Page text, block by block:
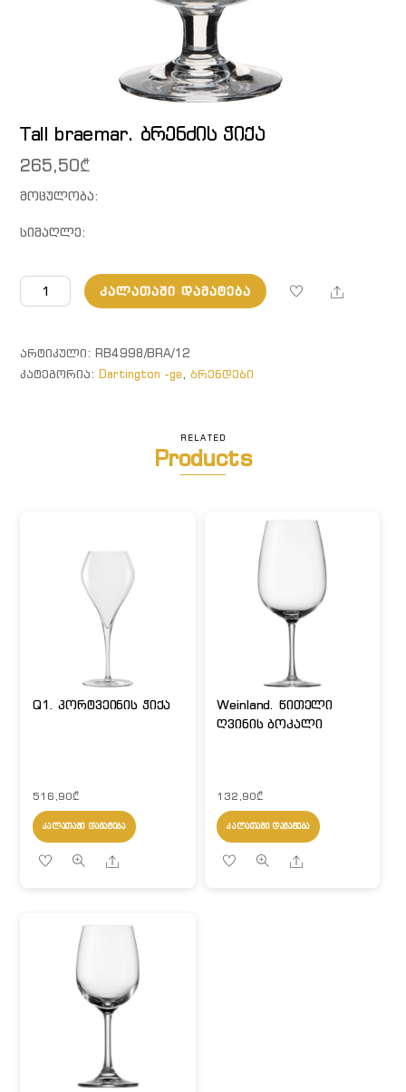
Tall braemar. ბრენძის ჭიქა
265,50₾
მოცულობა:
სიმაღლე:
რაოდენობა:
Tall
ბრენძის
ჭიქა
ᲙᲐᲚᲐᲗᲐᲨᲘ ᲓᲐᲛᲐᲢᲔᲑᲐ Share
ᲐᲠᲢᲘᲙᲣᲚᲘ:RB4998/BRA/12
ᲙᲐᲢᲔᲒᲝᲠᲘᲐ:Dartington -ge,ბრენდები
RELATED
Products
Q1. პორტვეინის ჭიქა
516,90₾
ᲙᲐᲚᲐᲗᲐᲨᲘ ᲓᲐᲛᲐᲢᲔᲑᲐ
Share
Weinland. წითელი
ღვინის ბოკალი
132,90₾
ᲙᲐᲚᲐᲗᲐᲨᲘ ᲓᲐᲛᲐᲢᲔᲑᲐ
Share